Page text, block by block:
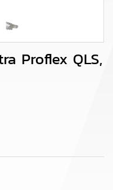
Proflex QLS,